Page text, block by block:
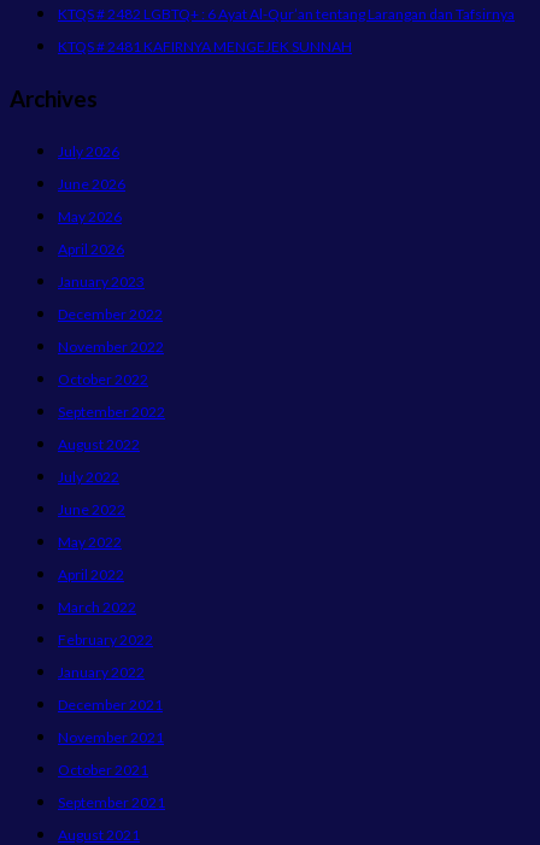
KTQS # 2482 LGBTQ+ : 6 Ayat Al-Qur’an tentang Larangan dan Tafsirnya
KTQS # 2481 KAFIRNYA MENGEJEK SUNNAH
Archives
July 2026
June 2026
May 2026
April 2026
January 2023
December 2022
November 2022
October 2022
September 2022
August 2022
July 2022
June 2022
May 2022
April 2022
March 2022
February 2022
January 2022
December 2021
November 2021
October 2021
September 2021
August 2021